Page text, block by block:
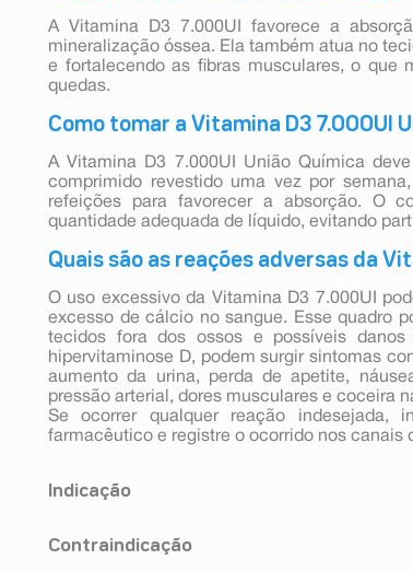
A Vitamina D3 7.000UI favorece a
mineralização óssea. Ela também atua no
e fortalecendo as fibras musculares, o que
quedas.
Como tomar a Vitamina D3 7.000UI
A Vitamina D3 7.000UI União Química
comprimido revestido uma vez por
refeições para favorecer a absorção. O
quantidade adequada de líquido, evitando
Quais são as reações adversas da
O uso excessivo da Vitamina D3 7.000UI
excesso de cálcio no sangue. Esse quadro
tecidos fora dos ossos e possíveis
hipervitaminose D, podem surgir sintomas
aumento da urina, perda de apetite,
pressão arterial, dores musculares e coceira
Se ocorrer qualquer reação indesejada,
farmacêutico e registre o ocorrido nos canais
Indicação
Pode ser utilizado na prevenção e
Contraindicação